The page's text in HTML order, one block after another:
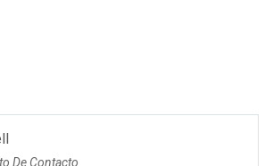
De Contacto